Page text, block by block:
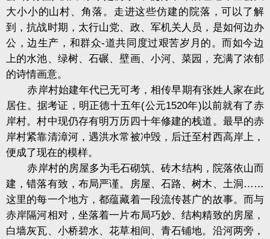
大小小的山村、角落。走进这些仿建的院落，可以了解
到，抗战时期，太行山党、政、军机关人员，是如何边办
公，边生产，和群众-道共同度过艰苦岁月的。而如今边
上的水池、绿树、石碾、壁画、小河、菜园，充满了浓郁
的诗情画意。
赤岸村始建年代已无可考，相传早期有张姓人家在此
居住。据考证，明正德十五年(公元1520年)以前就有了赤
岸村。村中现仍存有明万历四十年修建的栈道。最早的赤
岸村紧靠清漳河，遇洪水常被冲毁，后迁至村西高岸上，
便成了现在的模样。
赤岸村的房屋多为毛石砌筑、砖木结构，院落依山而
建，错落有致，布局严谨。房屋、石路、树木、土洞……
这里的每一个地方，都蕴藏着一段流传甚广的故事。而与
赤岸隔河相对，坐落着一片布局巧妙、结构精致的房屋，
白墙灰瓦、小桥碧水、花草相间、青石铺地。沿河两旁，